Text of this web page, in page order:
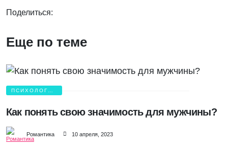
Поделиться:
Еще по теме
ПСИХОЛОГИЯ
Как понять свою значимость для мужчины?
Романтика 10 апреля, 2023